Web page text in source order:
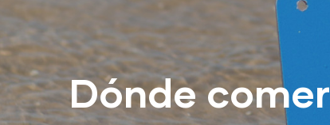
Dónde comer